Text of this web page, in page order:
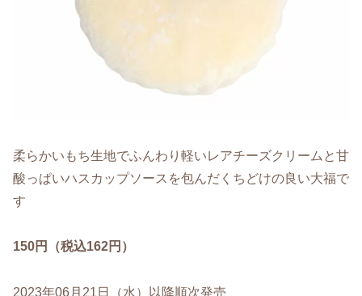
柔らかいもち生地でふんわり軽いレアチーズクリームと甘
酸っぱいハスカップソースを包んだくちどけの良い大福で
す
150円（税込162円）
2023年06月21日（水）以降順次発売